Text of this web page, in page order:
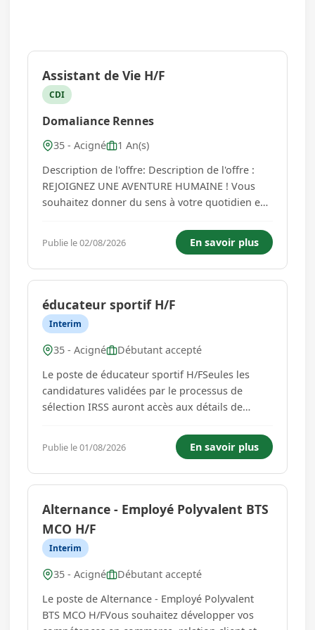
Assistant de Vie H/F
CDI
Domaliance Rennes
35 - Acigné
1 An(s)
Description de l'offre: Description de l'offre :
REJOIGNEZ UNE AVENTURE HUMAINE ! Vous
souhaitez donner du sens à votre quotidien en
recherchez un métier bienveillant, où l'entraide
et la convivialité sont essentielles ? Ne cherchez
plus, notre agence ...
Publie le 02/08/2026 En savoir plus
éducateur sportif H/F
Interim
35 - Acigné
Débutant accepté
Le poste de éducateur sportif H/FSeules les
candidatures validées par le processus de
sélection IRSS auront accès aux détails de
par téléphone. Encadrement d'activités
multisports : - Animer des cours collectifs. -
Concevoir et adapter les séanc...
Publie le 01/08/2026 En savoir plus
Alternance - Employé Polyvalent BTS
MCO H/F
Interim
35 - Acigné
Débutant accepté
Le poste de Alternance - Employé Polyvalent
BTS MCO H/FVous souhaitez développer vos